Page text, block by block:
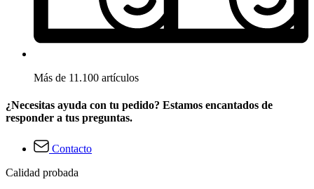
Más de 11.100 artículos
¿Necesitas ayuda con tu pedido? Estamos encantados de
responder a tus preguntas.
Contacto
Calidad probada